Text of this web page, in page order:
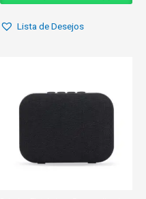
Lista de Desejos